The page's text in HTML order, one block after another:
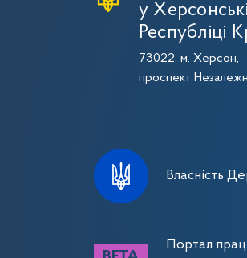
у
Республіці
73022, м. Херсон,
проспект
Власність
Портал